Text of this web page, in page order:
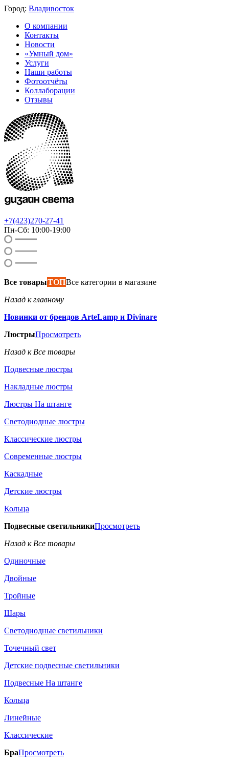
Город: Владивосток
О компании
Контакты
Новости
«Умный дом»
Услуги
Наши работы
Фотоотчёты
Коллаборации
Отзывы
+7(423)270-27-41
Пн-Сб: 10:00-19:00
Все товарыТОПВсе категории в магазине
Назад к главному
Новинки от брендов ArteLamp и Divinare
ЛюстрыПросмотреть
Назад к Все товары
Подвесные люстры
Накладные люстры
Люстры На штанге
Светодиодные люстры
Классические люстры
Современные люстры
Каскадные
Детские люстры
Кольца
Подвесные светильникиПросмотреть
Назад к Все товары
Одиночные
Двойные
Тройные
Шары
Светодиодные светильники
Точечный свет
Детские подвесные светильники
Подвесные На штанге
Кольца
Линейные
Классические
БраПросмотреть